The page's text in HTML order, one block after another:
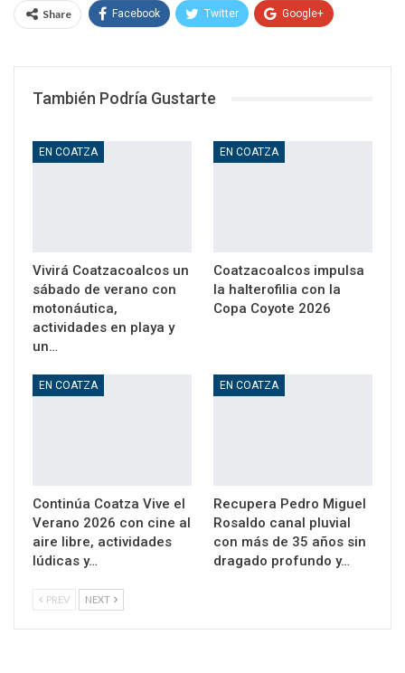
Share Facebook Twitter Google+
También Podría Gustarte
EN COATZA
Vivirá Coatzacoalcos un
sábado de verano con
motonáutica,
actividades en playa y
un…
EN COATZA
Coatzacoalcos impulsa
la halterofilia con la
Copa Coyote 2026
EN COATZA
Continúa Coatza Vive el
Verano 2026 con cine al
aire libre, actividades
lúdicas y…
EN COATZA
Recupera Pedro Miguel
Rosaldo canal pluvial
con más de 35 años sin
dragado profundo y…
PREV NEXT